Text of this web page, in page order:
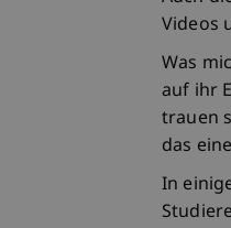
Videos
Was
auf ihr
trauen
das
In